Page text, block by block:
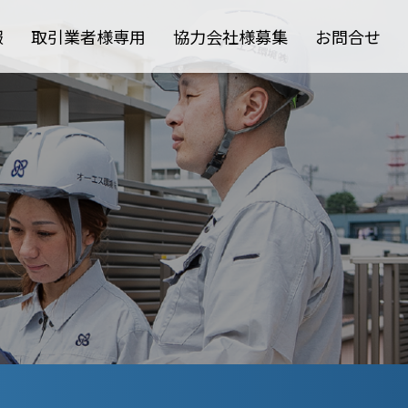
取引業者様専用 協力会社様募集 お問合せ